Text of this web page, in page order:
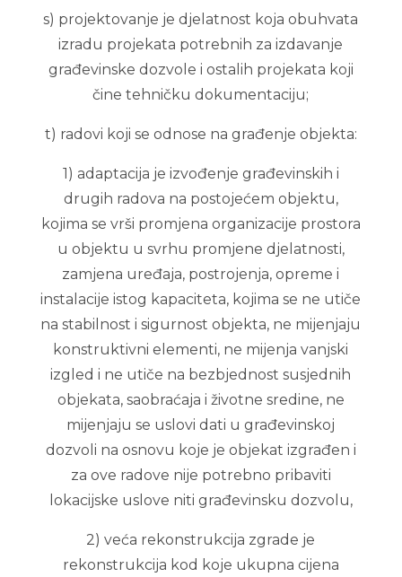
s) projektovanje je djelatnost koja obuhvata
izradu projekata potrebnih za izdavanje
građevinske dozvole i ostalih projekata koji
čine tehničku dokumentaciju;
t) radovi koji se odnose na građenje objekta:
1) adaptacija je izvođenje građevinskih i
drugih radova na postojećem objektu,
kojima se vrši promjena organizacije prostora
u objektu u svrhu promjene djelatnosti,
zamjena uređaja, postrojenja, opreme i
instalacije istog kapaciteta, kojima se ne utiče
na stabilnost i sigurnost objekta, ne mijenjaju
konstruktivni elementi, ne mijenja vanjski
izgled i ne utiče na bezbjednost susjednih
objekata, saobraćaja i životne sredine, ne
mijenjaju se uslovi dati u građevinskoj
dozvoli na osnovu koje je objekat izgrađen i
za ove radove nije potrebno pribaviti
lokacijske uslove niti građevinsku dozvolu,
2) veća rekonstrukcija zgrade je
rekonstrukcija kod koje ukupna cijena